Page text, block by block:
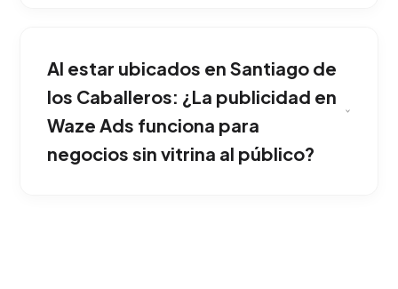
detiene, y "Search Ads" para destacar cuando
alguien busca un negocio como el tuyo. Es la
mejor opción para competir fuertemente
dentro de Santiago de los Caballeros.
Al estar ubicados en Santiago de
los Caballeros: ¿La publicidad en
Waze Ads funciona para
negocios sin vitrina al público?